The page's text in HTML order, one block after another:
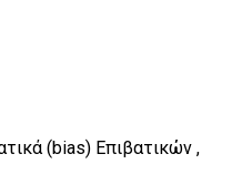
(bias) Επιβατικών ,